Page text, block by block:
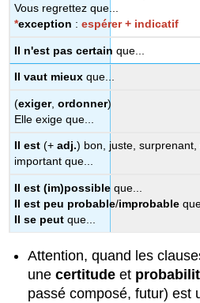
Vous regrettez que...
*exception :espérer + indicatif
Il n'est pas certainque...
Il vaut mieux que...
(exiger,ordonner)
Elle exige que...
Il est(+adj.) bon, juste,
important que...
Il est (im)possible que...
Il est peu probable/improbable
Il se peut que...
Attention, quand les
unecertitude et
passé composé, futur) est